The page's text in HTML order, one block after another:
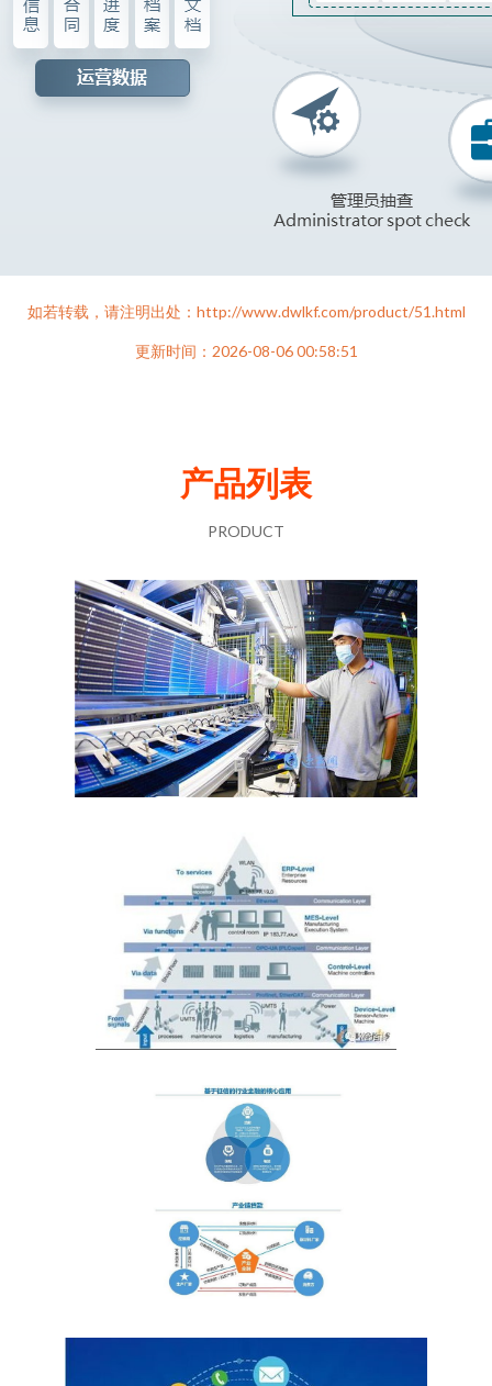
如若转载，请注明出处：http://www.dwlkf.com/product/51.html
更新时间：2026-08-06 00:58:51
产品列表
PRODUCT